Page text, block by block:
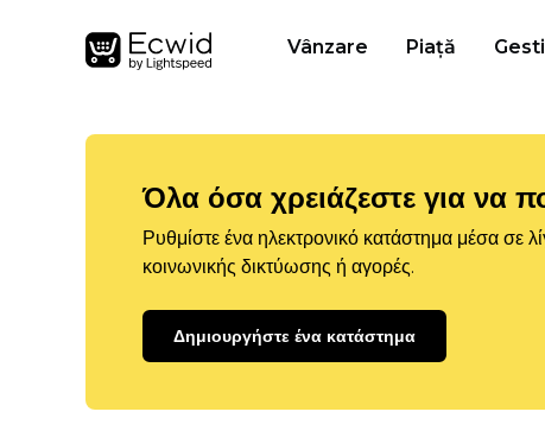
Vânzare Piață
Όλα όσα χρειάζεστε για να
Ρυθμίστε ένα ηλεκτρονικό κατάστημα μέσα σε
κοινωνικής δικτύωσης ή αγορές.
Δημιουργήστε ένα κατάστημα